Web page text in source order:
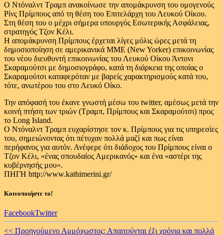
Ο Ντόναλντ Τραμπ ανακοίνωσε την απομάκρυνση του ομογενούς
Ρίνς Πρίμπους από τη θέση του Επιτελάρχη του Λευκού Οίκου.
Στη θέση του ο μέχρι σήμερα υπουργός Εσωτερικής Ασφάλειας,
στρατηγός Τζον Κέλι.
Η απομάκρυνση Πρίμπους έρχεται λίγες μόλις ώρες μετά τη
δημοσιοποίηση σε αμερικανικά ΜΜΕ (New Yorker) επικοινωνίας
του νέου διευθυντή επικοινωνίας του Λευκού Οίκου Άντονι
Σκαραμούτσι με δημοσιογράφο, κατά τη διάρκεια της οποίας ο
Σκαραμούτσι καταφερόταν με βαρείς χαρακτηρισμούς κατά του,
τότε, ανωτέρου του στο Λευκό Οίκο.
Την απόφασή του έκανε γνωστή μέσω του twitter, αμέσως μετά την
κοινή πτήση των τριών (Τραμπ, Πρίμπους και Σκαραμούτσι) προς
το Long Island.
Ο Ντόναλντ Τραμπ ευχαρίστησε τον κ. Πρίμπους για τις υπηρεσίες
του, σημειώνοντας ότι πέτυχαν πολλά μαζί και πως είναι
περήφανος για αυτόν. Ανέφερε ότι διάδοχος του Πρίμπους είναι ο
Τζον Κέλι, «ένας σπουδαίος Αμερικανός» και ένα «αστέρι της
κυβέρνησής μου».
ΠΗΓΗ http://www.kathimerini.gr/
Κοινοποιήστε το!
FacebookTwitter
<< Προηγούμενο Αμμόχωστος: Απαιτούνται έξι χρόνια και πολλά